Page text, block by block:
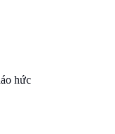
hức